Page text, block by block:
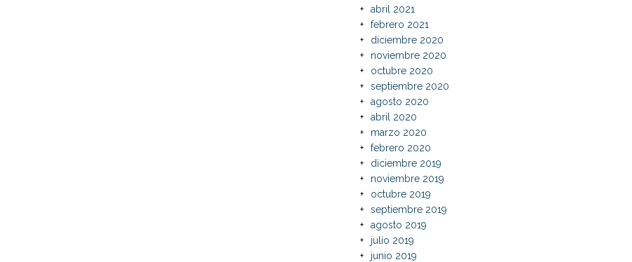
abril 2021
febrero 2021
diciembre 2020
noviembre 2020
octubre 2020
septiembre 2020
agosto 2020
abril 2020
marzo 2020
febrero 2020
diciembre 2019
noviembre 2019
octubre 2019
septiembre 2019
agosto 2019
julio 2019
junio 2019